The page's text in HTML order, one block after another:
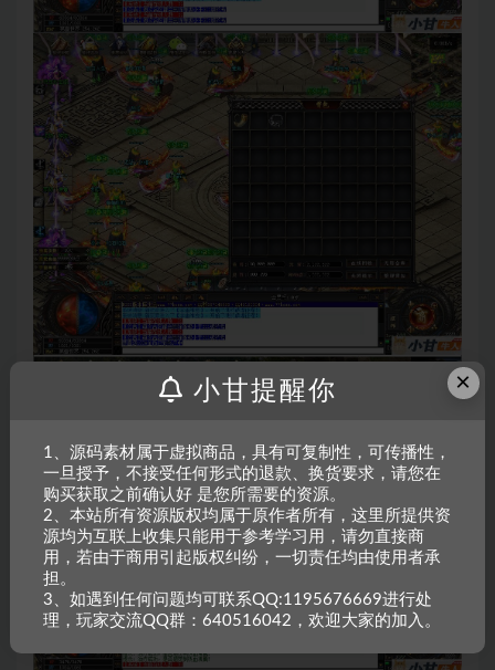
×
小甘提醒你
1、源码素材属于虚拟商品，具有可复制性，可传播性，
一旦授予，不接受任何形式的退款、换货要求，请您在
购买获取之前确认好 是您所需要的资源。
2、本站所有资源版权均属于原作者所有，这里所提供资
源均为互联上收集只能用于参考学习用，请勿直接商
用，若由于商用引起版权纠纷，一切责任均由使用者承
担。
3、如遇到任何问题均可联系QQ:1195676669进行处
理，玩家交流QQ群：640516042，欢迎大家的加入。